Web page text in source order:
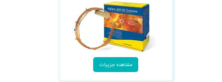
مشاهده جزییات